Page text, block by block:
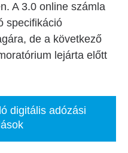
A 3.0 online számla
specifikáció
de a következő
lejárta előtt
digitális adózási